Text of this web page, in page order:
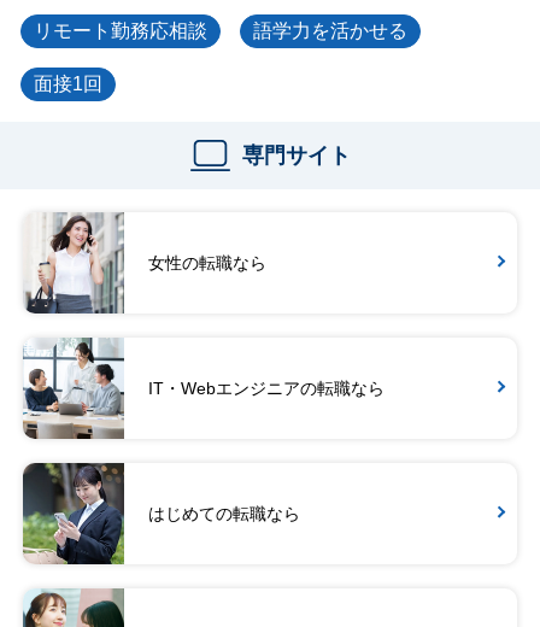
リモート勤務応相談 語学力を活かせる
面接1回
専門サイト
女性の転職なら
IT・Webエンジニアの転職なら
はじめての転職なら